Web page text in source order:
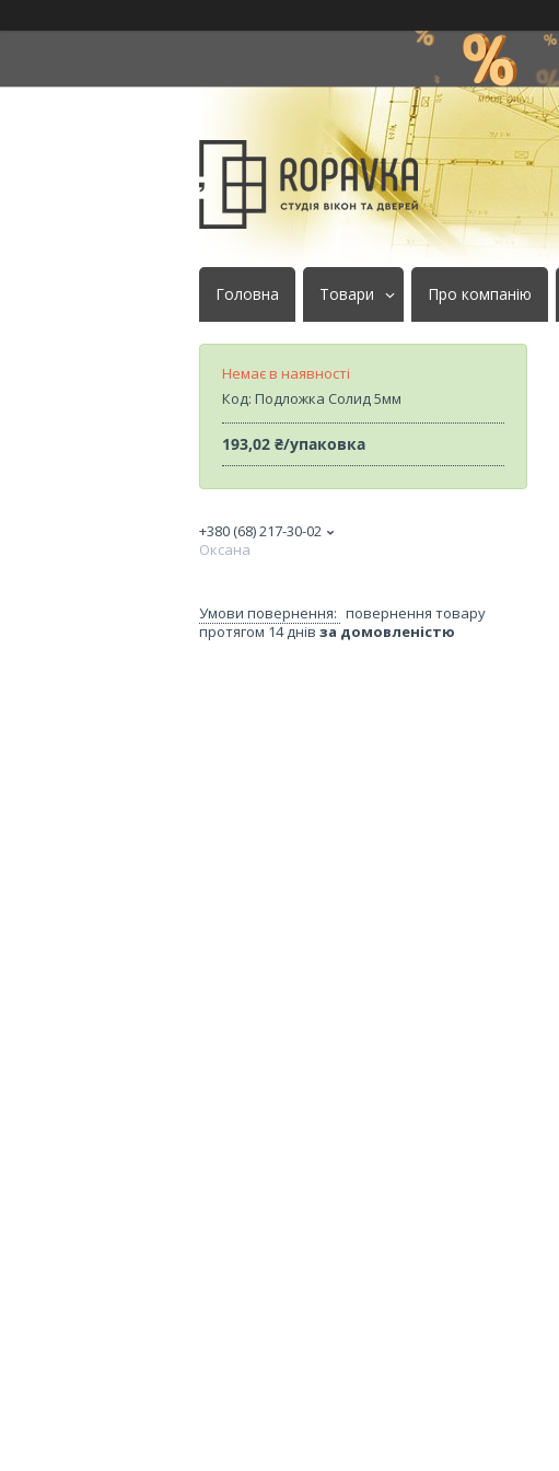
Головна Товари Про компанію
Немає в наявності
Код: Подложка Солид 5мм
193,02 ₴/упаковка
+380 (68) 217-30-02
Оксана
повернення товару
протягом 14 днів за домовленістю